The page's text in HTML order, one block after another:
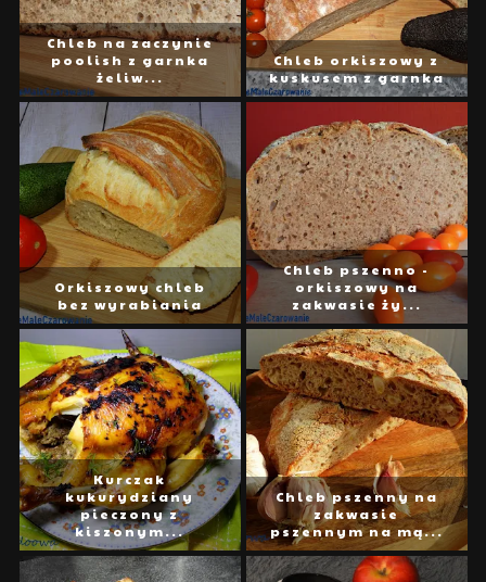
Chleb na zaczynie
poolish z garnka
żeliw...
Chleb orkiszowy z
kuskusem z garnka
Orkiszowy chleb
bez wyrabiania
Chleb pszenno -
orkiszowy na
zakwasie ży...
Kurczak
kukurydziany
pieczony z
kiszonym...
Chleb pszenny na
zakwasie
pszennym na mą...